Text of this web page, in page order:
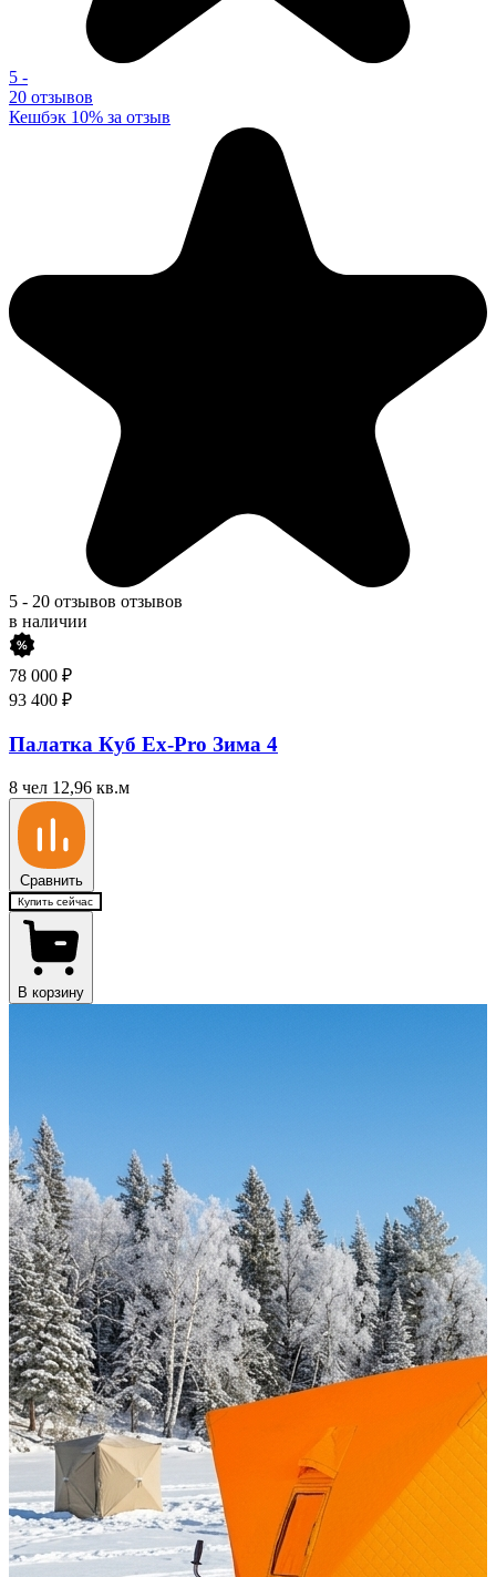
5 -
20 отзывов
Кешбэк 10% за отзыв
5 - 20 отзывов отзывов
в наличии
78 000 ₽
93 400 ₽
Палатка Куб Ex-Pro Зима 4
8 чел 12,96 кв.м
Сравнить
Купить сейчас
В корзину